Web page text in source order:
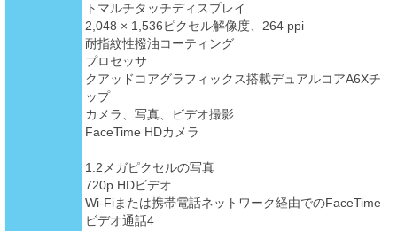
トマルチタッチディスプレイ
2,048 × 1,536ピクセル解像度、264 ppi
耐指紋性撥油コーティング
プロセッサ
クアッドコアグラフィックス搭載デュアルコアA6Xチ
ップ
カメラ、写真、ビデオ撮影
FaceTime HDカメラ
1.2メガピクセルの写真
720p HDビデオ
Wi-Fiまたは携帯電話ネットワーク経由でのFaceTime
ビデオ通話4